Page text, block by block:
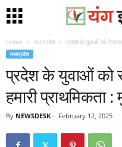
Home मध्यप्रदेश प्रदेश के युवाओं को
मध्यप्रदेश
प्रदेश के युवाओं को
हमारी प्राथमिकता
By NEWSDESK - February 12, 2025